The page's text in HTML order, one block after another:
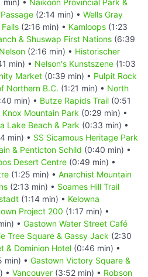
(2:14 min) • Wells Gray
(2:16 min) • Kamloops (1:23
& Shuswap First Nations (6:39
Nelson (2:16 min) • Historischer
min) • Nelson's Kunstszene (1:03
Market (0:39 min) • Pulpit Rock
Northern B.C. (1:21 min) • North
min) • Butze Rapids Trail (0:51
Knox Mountain Park (0:29 min) •
Lake Beach & Park (0:33 min) •
min) • SS Sicamous Heritage Park
& Penticton Schild (0:40 min) •
Desert Centre (0:49 min) •
(1:25 min) • Anarchist Mountain
(2:13 min) • Soames Hill Trail
(1:14 min) • Kelowna
Project 200 (1:17 min) •
• Gastown Water Street Café
Tree Square & Gassy Jack (2:30
& Dominion Hotel (0:46 min) •
min) • Gastown Victory Square &
• Vancouver (3:52 min) • Robson